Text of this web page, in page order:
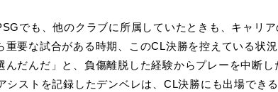
でも、他のクラブに所属していたときも、キャリ
重要な試合がある時期、このCL決勝を控えている状
んだんだ」と、負傷離脱した経験からプレーを中断
シストを記録したデンベレは、CL決勝にも出場できる